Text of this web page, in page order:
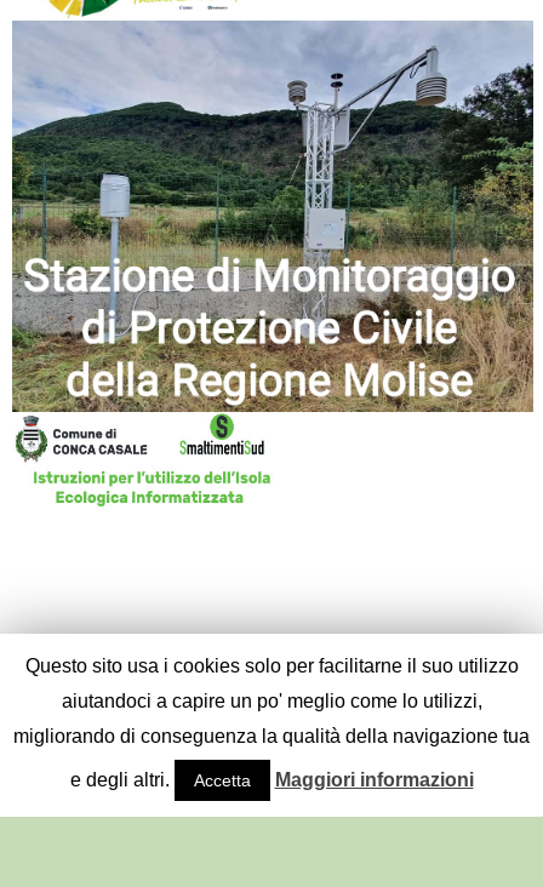
Questo sito usa i cookies solo per facilitarne il suo utilizzo
aiutandoci a capire un po' meglio come lo utilizzi,
migliorando di conseguenza la qualità della navigazione tua
e degli altri. Accetta Maggiori informazioni